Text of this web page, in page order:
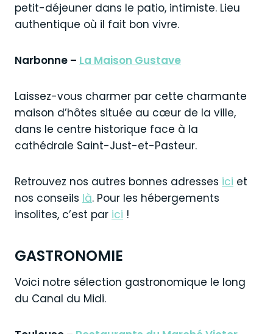
petit-déjeuner dans le patio, intimiste. Lieu
authentique où il fait bon vivre.
Narbonne – La Maison Gustave
Laissez-vous charmer par cette charmante
maison d’hôtes située au cœur de la ville,
dans le centre historique face à la
cathédrale Saint-Just-et-Pasteur.
Retrouvez nos autres bonnes adresses ici et
nos conseils là. Pour les hébergements
insolites, c’est par ici !
GASTRONOMIE
Voici notre sélection gastronomique le long
du Canal du Midi.